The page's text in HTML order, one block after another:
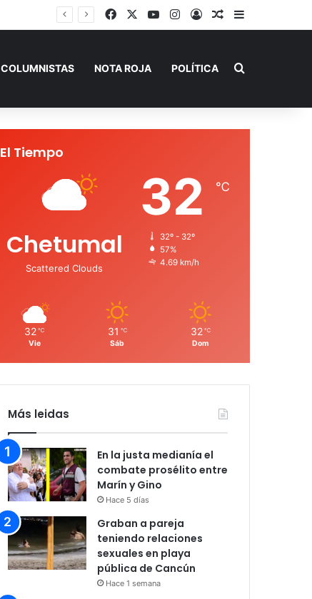
FacebookYouTubeInstagram
AccesoPublicación al
Barra lateral
COLUMNISTAS NOTA ROJA POLÍTICA Buscar por
El Tiempo
Chetumal
Scattered Clouds
32 ℃
32º - 32º
57%
4.69 km/h
32 ℃
Vie
31 ℃
Sáb
32 ℃
Dom
Más leidas
En la justa medianía el
combate prosélito entre
Marín y Gino
Hace 5 días
Graban a pareja
teniendo relaciones
sexuales en playa
pública de Cancún
Hace 1 semana